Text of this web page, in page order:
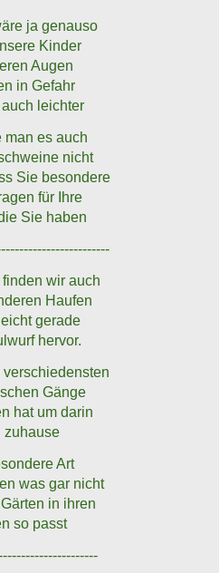
ja genauso
Kinder
Augen
in Gefahr
leichter
man es auch
nicht
Sie besondere
für Ihre
Sie haben
wir auch
Haufen
gerade
hervor.
verschiedensten
Gänge
hat um darin
zuhause
Art
was gar nicht
in ihren
so passt